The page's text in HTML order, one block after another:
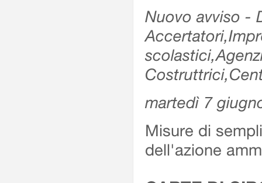
Nuovo avviso -
martedì 7
Misure di
dell'azione